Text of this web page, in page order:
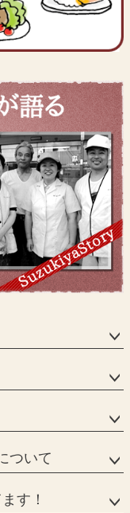
ついて
す！